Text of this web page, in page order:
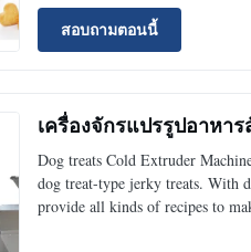
สอบถามตอนนี้
เครื่องจักรแปรรูปอาหา
Dog treats Cold Extruder
dog treat-type jerky treats. With
provide all kinds of recipes to